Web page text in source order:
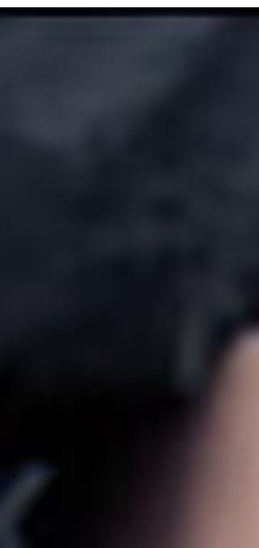
garanties, conseils d’entretien et suivi